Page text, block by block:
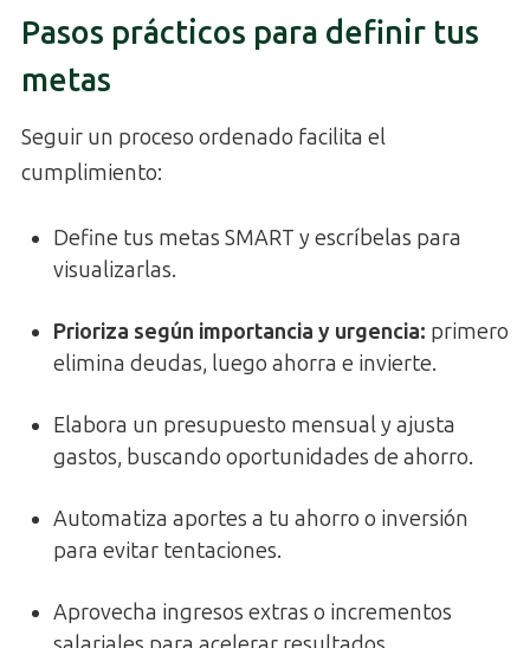
Pasos prácticos para definir tus
metas
Seguir un proceso ordenado facilita el
cumplimiento:
Define tus metas SMART y escríbelas para
visualizarlas.
Prioriza según importancia y urgencia: primero
elimina deudas, luego ahorra e invierte.
Elabora un presupuesto mensual y ajusta
gastos, buscando oportunidades de ahorro.
Automatiza aportes a tu ahorro o inversión
para evitar tentaciones.
Aprovecha ingresos extras o incrementos